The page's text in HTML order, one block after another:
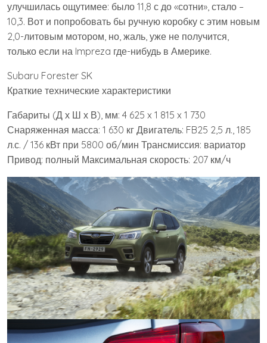
улучшилась ощутимее: было 11,8 с до «сотни», стало –
10,3. Вот и попробовать бы ручную коробку с этим новым
2,0-литовым мотором, но, жаль, уже не получится,
только если на Impreza где-нибудь в Америке.
Subaru Forester SK
Краткие технические характеристики
Габариты (Д х Ш х В), мм: 4 625 x 1 815 x 1 730
Снаряженная масса: 1 630 кг Двигатель: FB25 2,5 л., 185
л.с. / 136 кВт при 5800 об/мин Трансмиссия: вариатор
Привод: полный Максимальная скорость: 207 км/ч